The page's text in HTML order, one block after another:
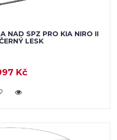
NAD SPZ PRO KIA NIRO II
LESK
Kč
DO KOŠÍKU